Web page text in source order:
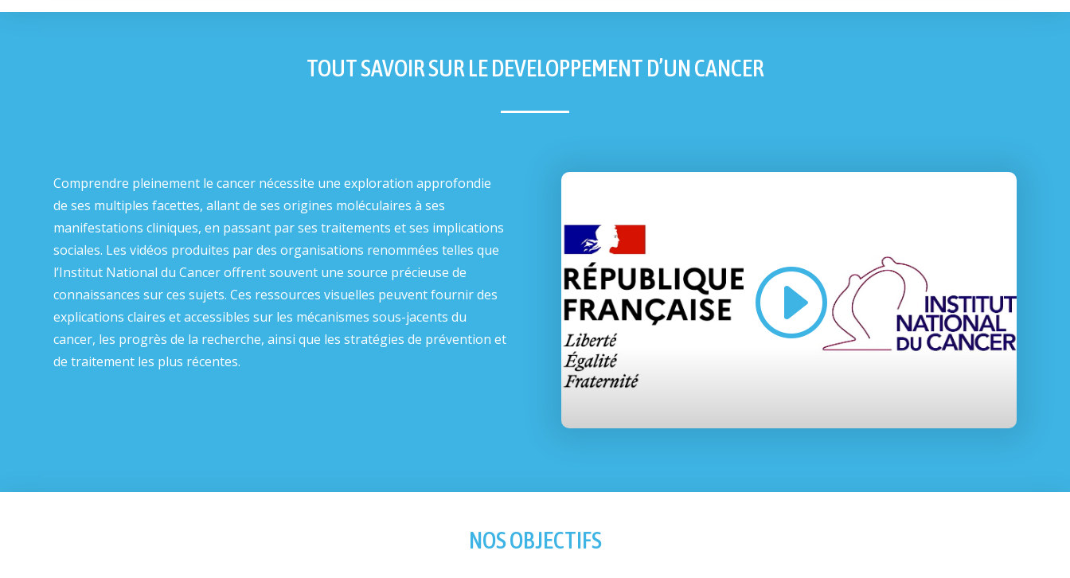
TOUT SAVOIR SUR LE DEVELOPPEMENT D’UN CANCER
Comprendre pleinement le cancer nécessite une exploration approfondie
de ses multiples facettes, allant de ses origines moléculaires à ses
manifestations cliniques, en passant par ses traitements et ses implications
sociales. Les vidéos produites par des organisations renommées telles que
l’Institut National du Cancer offrent souvent une source précieuse de
connaissances sur ces sujets. Ces ressources visuelles peuvent fournir des
explications claires et accessibles sur les mécanismes sous-jacents du
cancer, les progrès de la recherche, ainsi que les stratégies de prévention et
de traitement les plus récentes.
NOS OBJECTIFS